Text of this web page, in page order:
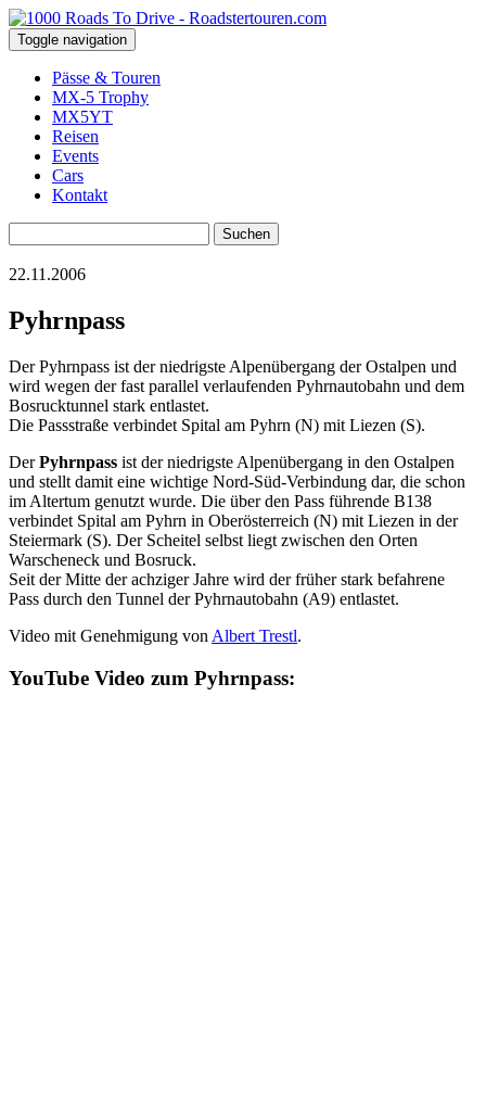
Toggle navigation
Pässe & Touren
MX-5 Trophy
MX5YT
Reisen
Events
Cars
Kontakt
nach:
22.11.2006
Pyhrnpass
Der Pyhrnpass ist der niedrigste Alpenübergang der Ostalpen und
wird wegen der fast parallel verlaufenden Pyhrnautobahn und dem
Bosrucktunnel stark entlastet.
Die Passstraße verbindet Spital am Pyhrn (N) mit Liezen (S).
DerPyhrnpass ist der niedrigste Alpenübergang in den Ostalpen
und stellt damit eine wichtige Nord-Süd-Verbindung dar, die schon
im Altertum genutzt wurde. Die über den Pass führende B138
verbindet Spital am Pyhrn in Oberösterreich (N) mit Liezen in der
Steiermark (S). Der Scheitel selbst liegt zwischen den Orten
Warscheneck und Bosruck.
Seit der Mitte der achziger Jahre wird der früher stark befahrene
Pass durch den Tunnel der Pyhrnautobahn (A9) entlastet.
Video mit Genehmigung von Albert Trestl.
YouTube Video zum Pyhrnpass: